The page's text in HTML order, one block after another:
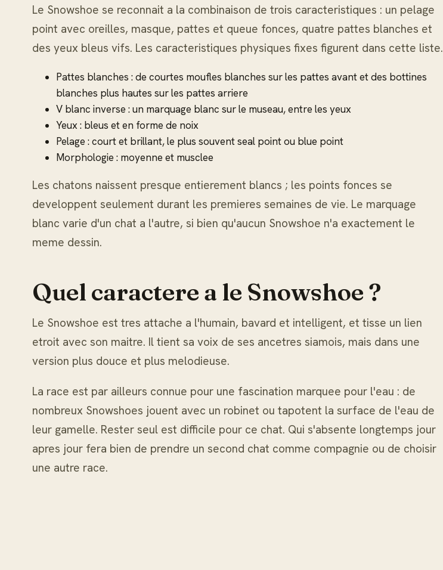
Le Snowshoe se reconnait a la combinaison de trois caracteristiques : un pelage
point avec oreilles, masque, pattes et queue fonces, quatre pattes blanches et
des yeux bleus vifs. Les caracteristiques physiques fixes figurent dans cette liste.
Pattes blanches : de courtes moufles blanches sur les pattes avant et des bottines
blanches plus hautes sur les pattes arriere
V blanc inverse : un marquage blanc sur le museau, entre les yeux
Yeux : bleus et en forme de noix
Pelage : court et brillant, le plus souvent seal point ou blue point
Morphologie : moyenne et musclee
Les chatons naissent presque entierement blancs ; les points fonces se
developpent seulement durant les premieres semaines de vie. Le marquage
blanc varie d'un chat a l'autre, si bien qu'aucun Snowshoe n'a exactement le
meme dessin.
Quel caractere a le Snowshoe ?
Le Snowshoe est tres attache a l'humain, bavard et intelligent, et tisse un lien
etroit avec son maitre. Il tient sa voix de ses ancetres siamois, mais dans une
version plus douce et plus melodieuse.
La race est par ailleurs connue pour une fascination marquee pour l'eau : de
nombreux Snowshoes jouent avec un robinet ou tapotent la surface de l'eau de
leur gamelle. Rester seul est difficile pour ce chat. Qui s'absente longtemps jour
apres jour fera bien de prendre un second chat comme compagnie ou de choisir
une autre race.